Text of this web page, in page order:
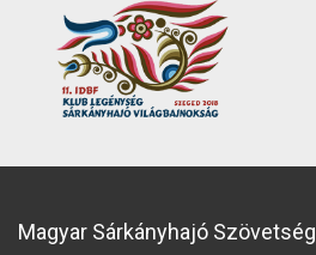
Magyar Sárkányhajó Szövetség